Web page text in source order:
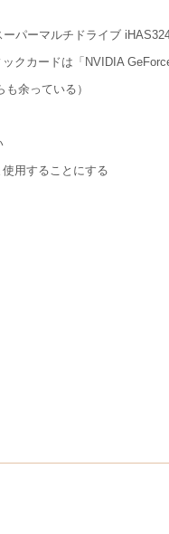
パーマルチドライブ
クカードは「NVIDIA
余っている）
用することにする